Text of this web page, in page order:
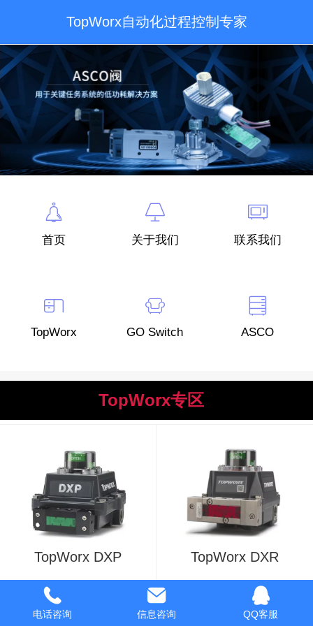
TopWorx自动化过程控制专家
首页 关于我们 联系我们
TopWorx GO Switch ASCO
TopWorx专区
TopWorx DXP TopWorx DXR
电话咨询 信息咨询 QQ客服